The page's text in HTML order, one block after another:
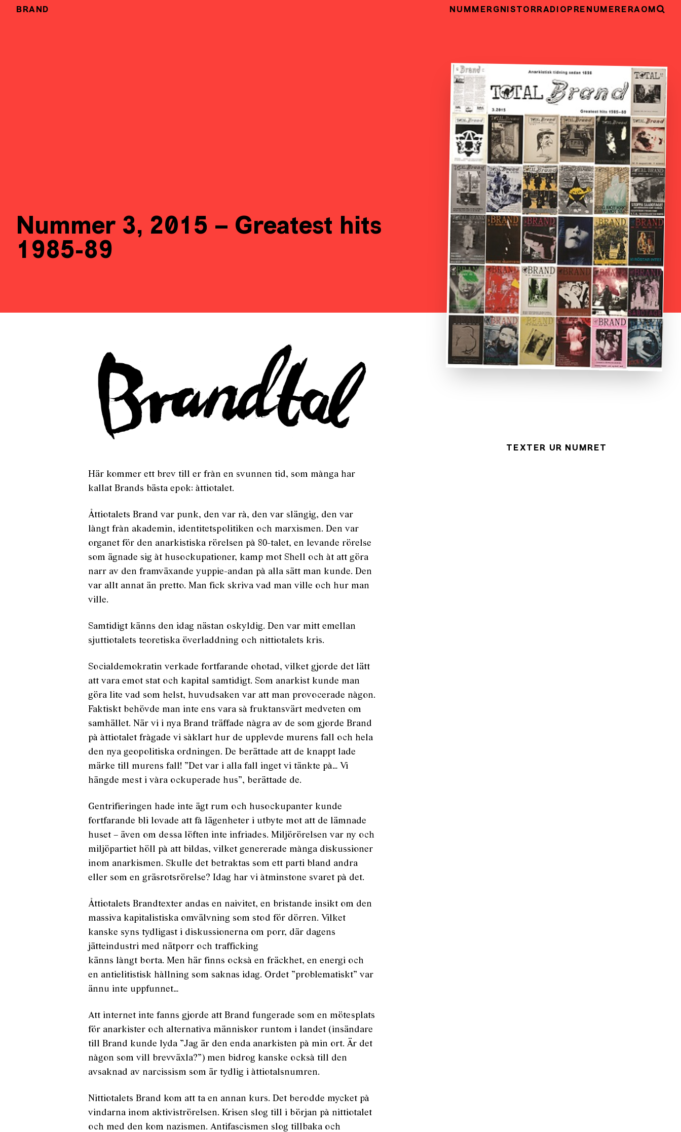
BRAND NUMMERGNISTOR RADIO PRENUMERERAOM
Nummer 3, 2015 – Greatest hits
1985-89
Här kommer ett brev till er från en svunnen tid, som många har
kallat Brands bästa epok: åttiotalet.
Åttiotalets Brand var punk, den var rå, den var slängig, den var
långt från akademin, identitetspolitiken och marxismen. Den var
organet för den anarkistiska rörelsen på 80-talet, en levande rörelse
som ägnade sig åt husockupationer, kamp mot Shell och åt att göra
narr av den framväxande yuppie-andan på alla sätt man kunde. Den
var allt annat än pretto. Man fick skriva vad man ville och hur man
ville.
Samtidigt känns den idag nästan oskyldig. Den var mitt emellan
sjuttiotalets teoretiska överladdning och nittiotalets kris.
Socialdemokratin verkade fortfarande ohotad, vilket gjorde det lätt
att vara emot stat och kapital samtidigt. Som anarkist kunde man
göra lite vad som helst, huvudsaken var att man provocerade någon.
Faktiskt behövde man inte ens vara så fruktansvärt medveten om
samhället. När vi i nya Brand träffade några av de som gjorde Brand
på åttiotalet frågade vi såklart hur de upplevde murens fall och hela
den nya geopolitiska ordningen. De berättade att de knappt lade
märke till murens fall! ”Det var i alla fall inget vi tänkte på… Vi
hängde mest i våra ockuperade hus”, berättade de.
Gentrifieringen hade inte ägt rum och husockupanter kunde
fortfarande bli lovade att få lägenheter i utbyte mot att de lämnade
huset – även om dessa löften inte infriades. Miljörörelsen var ny och
miljöpartiet höll på att bildas, vilket genererade många diskussioner
inom anarkismen. Skulle det betraktas som ett parti bland andra
eller som en gräsrotsrörelse? Idag har vi åtminstone svaret på det.
Åttiotalets Brandtexter andas en naivitet, en bristande insikt om den
massiva kapitalistiska omvälvning som stod för dörren. Vilket
kanske syns tydligast i diskussionerna om porr, där dagens
jätteindustri med nätporr och trafficking
känns långt borta. Men här finns också en fräckhet, en energi och
en antielitistisk hållning som saknas idag. Ordet ”problematiskt” var
ännu inte uppfunnet…
Att internet inte fanns gjorde att Brand fungerade som en mötesplats
för anarkister och alternativa människor runtom i landet (insändare
till Brand kunde lyda ”Jag är den enda anarkisten på min ort. Är det
någon som vill brevväxla?”) men bidrog kanske också till den
avsaknad av narcissism som är tydlig i åttiotalsnumren.
Nittiotalets Brand kom att ta en annan kurs. Det berodde mycket på
vindarna inom aktiviströrelsen. Krisen slog till i början på nittiotalet
och med den kom nazismen. Antifascismen slog tillbaka och
TEXTER UR NUMRET